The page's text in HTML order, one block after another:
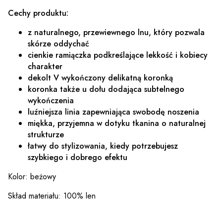
Cechy produktu:
z naturalnego, przewiewnego lnu, który pozwala
skórze oddychać
cienkie ramiączka podkreślające lekkość i kobiecy
charakter
dekolt V wykończony delikatną koronką
koronka także u dołu dodająca subtelnego
wykończenia
luźniejsza linia zapewniająca swobodę noszenia
miękka, przyjemna w dotyku tkanina o naturalnej
strukturze
łatwy do stylizowania, kiedy potrzebujesz
szybkiego i dobrego efektu
Kolor: beżowy
Skład materiału: 100% len